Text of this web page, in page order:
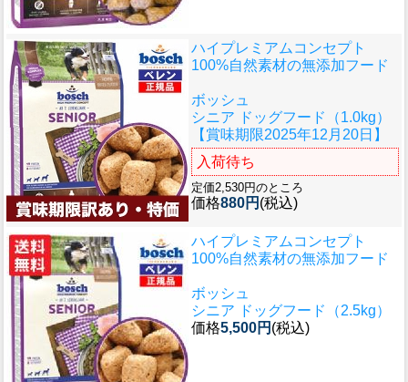
ハイプレミアムコンセプト
100%自然素材の無添加フード
ボッシュ
シニア ドッグフード（1.0kg）
【賞味期限2025年12月20日】
入荷待ち
定価2,530円のところ
価格880円 (税込)
ハイプレミアムコンセプト
100%自然素材の無添加フード
ボッシュ
シニア ドッグフード（2.5kg）
価格5,500円 (税込)